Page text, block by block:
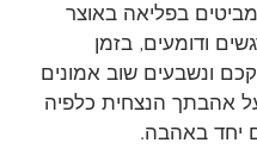
בפליאה באוצר
ודומעים, בזמן
ונשבעים שוב אמונים
אהבתך הנצחית כלפיה
יחד באהבה.